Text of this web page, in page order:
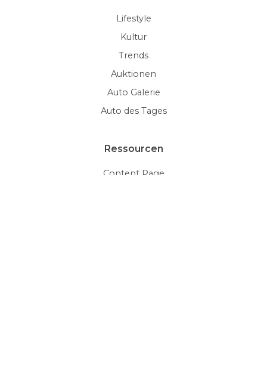
Lifestyle
Kultur
Trends
Auktionen
Auto Galerie
Auto des Tages
Ressourcen
Content Page